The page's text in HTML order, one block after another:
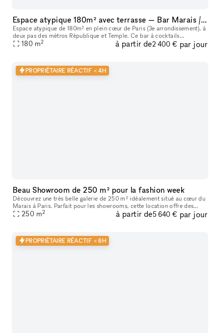
Espace atypique 180m² avec terrasse — Bar Marais / République — Showroom, shooting, pop-up restaurant, défilé
Espace atypique de 180m² en plein cœur de Paris (3e arrondissement), à
deux pas des métros République et Temple. Ce bar à cocktails
centenaire fondé en 1923 offre un cadre unique et scénographiable p
180 m2 à partir de2 400 € par jour
PROPRIÉTAIRE RÉACTIF < 4H
Beau Showroom de 250 m² pour la fashion week
Découvrez une très belle galerie de 250 m² idéalement situé au cœur du
Marais à Paris. Parfait pour les showrooms, cette location offre des
caractéristiques uniques telles que de hauts plafonds, des
250 m2 à partir de5 640 € par jour
PROPRIÉTAIRE RÉACTIF < 6H